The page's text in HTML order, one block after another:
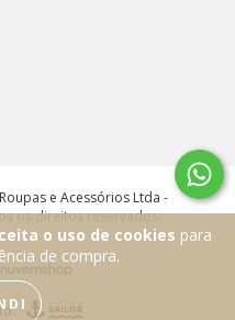
o uso de cookies para
de compra.
e Acessórios Ltda -
os direitos reservados.